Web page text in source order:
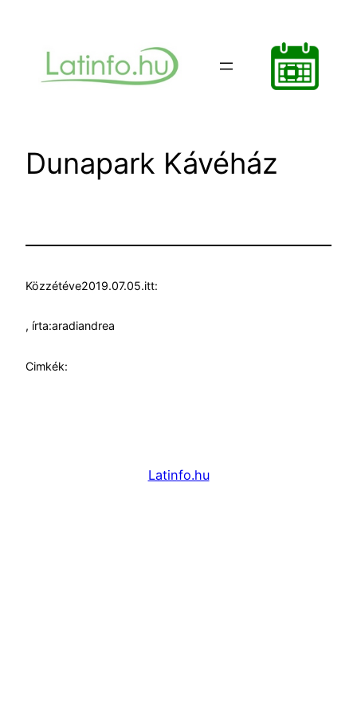
tartalomhoz
Dunapark Kávéház
Közzétéve2019.07.05.itt:
, írta:aradiandrea
Cimkék:
Latinfo.hu